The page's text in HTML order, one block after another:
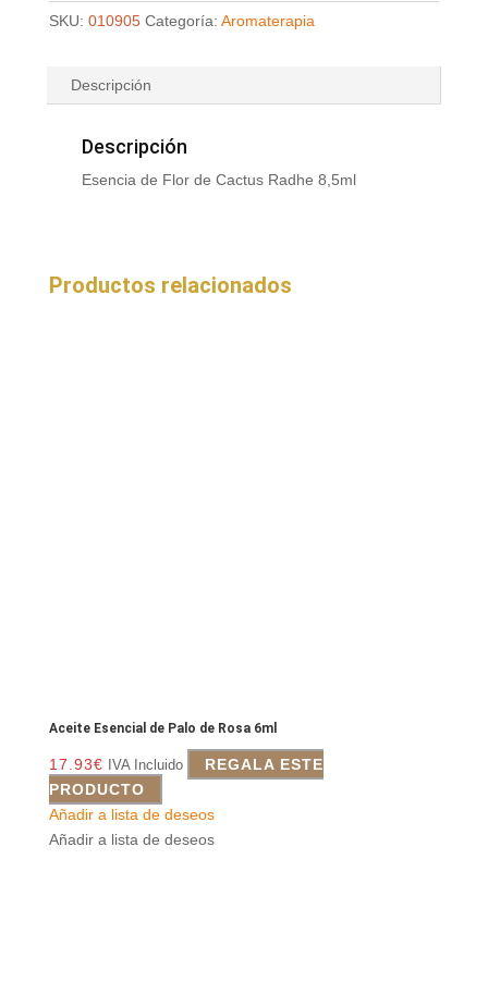
SKU: 010905 Categoría: Aromaterapia
Descripción
Descripción
Esencia de Flor de Cactus Radhe 8,5ml
Productos relacionados
Aceite Esencial de Palo de Rosa 6ml
17.93€ IVA Incluido
REGALA ESTE
PRODUCTO
Añadir a lista de deseos
Añadir a lista de deseos